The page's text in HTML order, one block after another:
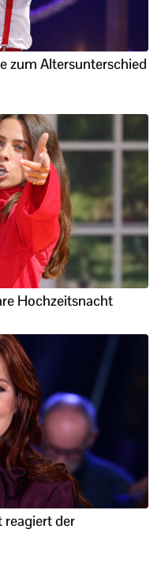
zum Altersunterschied
Hochzeitsnacht
reagiert der